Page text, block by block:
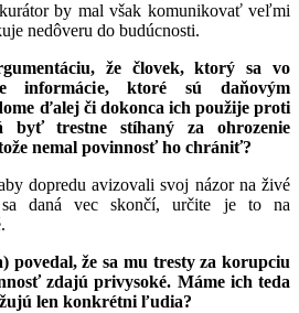
by mal však komunikovať veľmi
nedôveru do budúcnosti.
že človek, ktorý sa vo
informácie, ktoré sú daňovým
ďalej či dokonca ich použije proti
byť trestne stíhaný za ohrozenie
nemal povinnosť ho chrániť?
dopredu avizovali svoj názor na živé
sa daná vec skončí, určite je to na
povedal, že sa mu tresty za korupciu
zdajú privysoké. Máme ich teda
len konkrétni ľudia?